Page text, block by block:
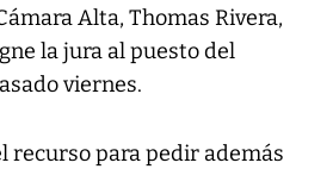
Alta, Thomas Rivera,
la jura al puesto del
viernes.
recurso para pedir además